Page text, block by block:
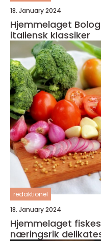
18. January 2024
Hjemmelaget
italiensk klassiker
redaktionel
18. January 2024
Hjemmelaget
næringsrik